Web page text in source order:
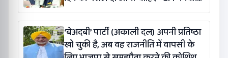
सिंह मान
‘बेअदबी’ पार्टी (अकाली दल) अपनी प्रतिष्ठा
खो चुकी है, अब वह राजनीति में वापसी के